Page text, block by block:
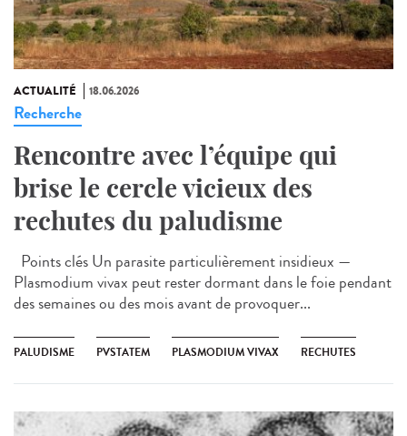
ACTUALITÉ 18.06.2026
Recherche
Rencontre avec l’équipe qui
brise le cercle vicieux des
rechutes du paludisme
Points clés Un parasite particulièrement insidieux —
Plasmodium vivax peut rester dormant dans le foie pendant
des semaines ou des mois avant de provoquer...
PALUDISME PVSTATEM PLASMODIUM VIVAX RECHUTES